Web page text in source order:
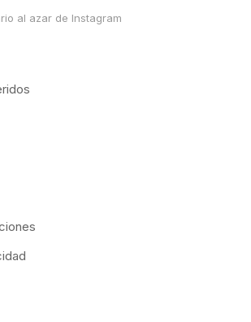
al azar de Instagram